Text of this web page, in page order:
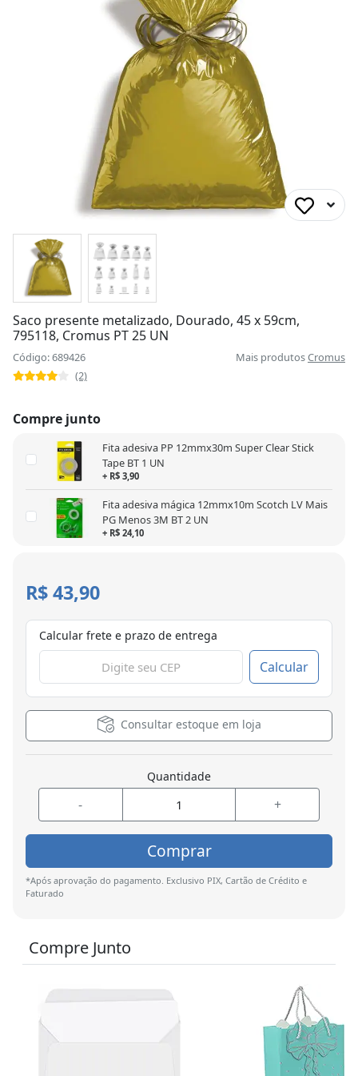
Saco presente metalizado, Dourado, 45 x 59cm,
795118, Cromus PT 25 UN
Código: 689426 Mais produtosCromus
(2)
Compre junto
Fita adesiva PP 12mmx30m Super Clear Stick
Tape BT 1 UN
+ R$ 3,90
Fita adesiva mágica 12mmx10m Scotch LV Mais
PG Menos 3M BT 2 UN
+ R$ 24,10
R$ 43,90
Calcular frete e prazo de entrega
Calcular
Consultar estoque em loja
Quantidade
- +
Comprar
*Após aprovação do pagamento. Exclusivo PIX, Cartão de Crédito e
Faturado
Compre Junto